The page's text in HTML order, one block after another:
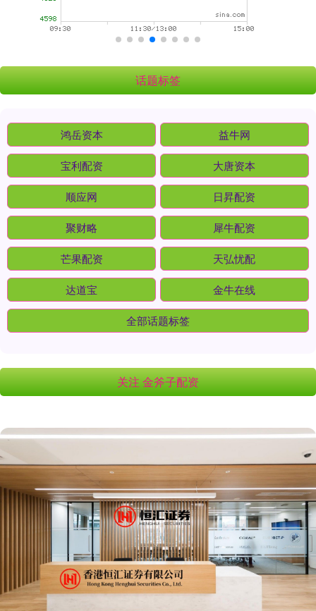
话题标签
鸿岳资本 益牛网
宝利配资 大唐资本
顺应网 日昇配资
聚财略 犀牛配资
芒果配资 天弘忧配
达道宝 金牛在线
全部话题标签
关注 金斧子配资